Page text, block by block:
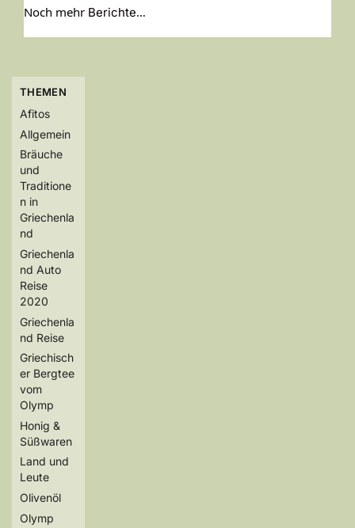
Noch mehr Berichte…
THEMEN
Afitos
Allgemein
Bräuche
und
Traditione
n in
Griechenla
nd
Griechenla
nd Auto
Reise
2020
Griechenla
nd Reise
Griechisch
er Bergtee
vom
Olymp
Honig &
Süßwaren
Land und
Leute
Olivenöl
Olymp